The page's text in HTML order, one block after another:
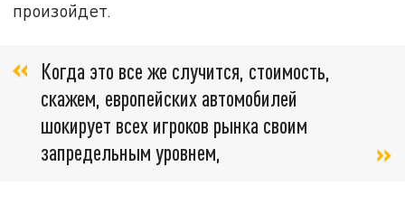
произойдет.
Когда это все же случится, стоимость,
скажем, европейских автомобилей
шокирует всех игроков рынка своим
запредельным уровнем,